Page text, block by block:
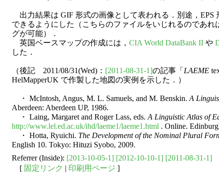
出力結果は GIF 形式の画像として表われる．別途，EPS
できるようにした（こちらのファイルをいじれるのであ
グが可能）．
英国ベースマップの作成には， CIA World DataBank II や
した．
（後記 2011/08/31(Wed)： [2011-08-31-1]の記事「 LAEME
HelMapperUK で作製した地図の実例を示した．）
・ McIntosh, Angus, M. L. Samuels, and M. Benskin. A
Aberdeen: Aberdeen UP, 1986.
・ Laing, Margaret and Roger Lass, eds. A Linguistic Atlas of
http://www.lel.ed.ac.uk/ihd/laeme1/laeme1.html . Online.
・ Hotta, Ryuichi. The Development of the Nominal Plural
English 10. Tokyo: Hituzi Syobo, 2009.
Referrer (Inside): [2013-10-05-1] [2012-10-10-1] [2011-08-31-1]
[ 固定リンク | 印刷用ページ ]